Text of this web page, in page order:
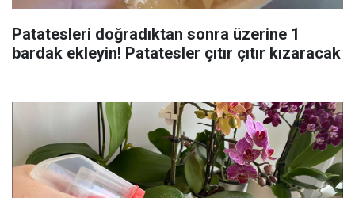
Patatesleri doğradıktan sonra üzerine 1
bardak ekleyin! Patatesler çıtır çıtır kızaracak